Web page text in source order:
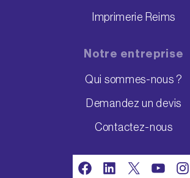
Imprimerie Reims
Notre entreprise
Qui sommes-nous ?
Demandez un devis
Contactez-nous